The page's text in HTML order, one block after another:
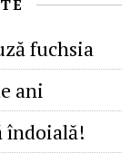
fuchsia
ani
îndoială!